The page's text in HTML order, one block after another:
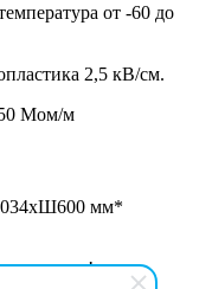
от -60 до
2,5 кВ/см.
50 Мом/м
мм*